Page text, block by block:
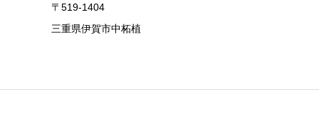
〒519-1404
三重県伊賀市中柘植